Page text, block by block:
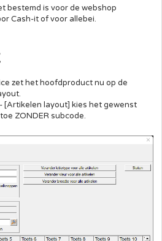
bestemd is voor de webshop
Cash-it of voor allebei.
zet het hoofdproduct nu op de
[Artikelen layout] kies het gewenst
ZONDER subcode.